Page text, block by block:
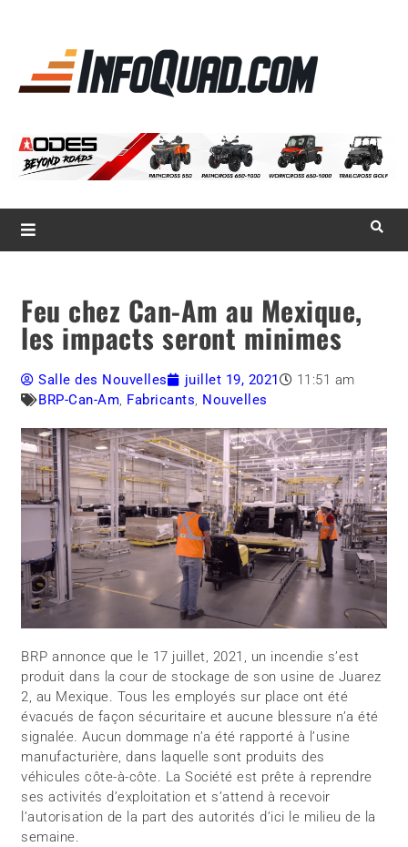
Magazine InfoQuad.com
Feu chez Can-Am au Mexique,
les impacts seront minimes
Salle des Nouvelles juillet 19, 2021
11:51 am
BRP-Can-Am, Fabricants, Nouvelles
BRP annonce que le 17 juillet, 2021, un incendie s’est
produit dans la cour de stockage de son usine de Juarez
2, au Mexique. Tous les employés sur place ont été
évacués de façon sécuritaire et aucune blessure n’a été
signalée. Aucun dommage n’a été rapporté à l’usine
manufacturière, dans laquelle sont produits des
véhicules côte-à-côte. La Société est prête à reprendre
ses activités d’exploitation et s’attend à recevoir
l’autorisation de la part des autorités d’ici le milieu de la
semaine.